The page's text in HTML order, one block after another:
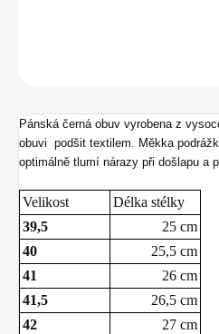
Pánská černá obuv vyrobena z
obuvi podšit textilem. Měkka
optimálně tlumí nárazy při došlapu a
Velikost
Délka stélky
39,5
25 cm
40
25,5 cm
41
26 cm
41,5
26,5 cm
42
27 cm